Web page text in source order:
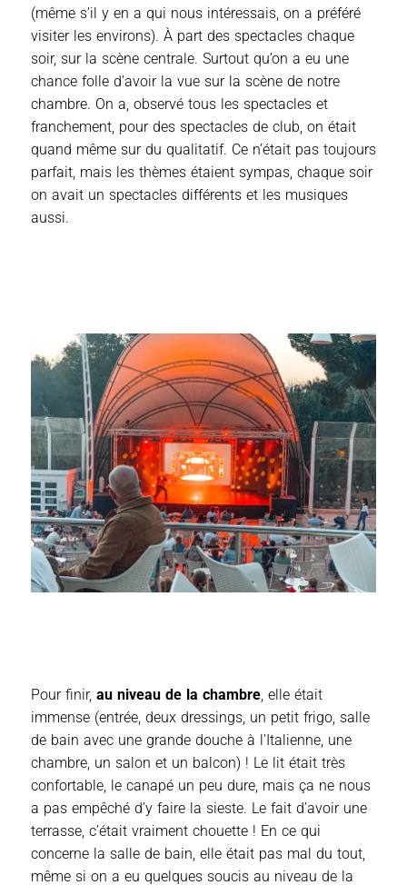
(même s’il y en a qui nous intéressais, on a préféré
visiter les environs). À part des spectacles chaque
soir, sur la scène centrale. Surtout qu’on a eu une
chance folle d’avoir la vue sur la scène de notre
chambre. On a, observé tous les spectacles et
franchement, pour des spectacles de club, on était
quand même sur du qualitatif. Ce n’était pas toujours
parfait, mais les thèmes étaient sympas, chaque soir
on avait un spectacles différents et les musiques
aussi.
Pour finir, au niveau de la chambre, elle était
immense (entrée, deux dressings, un petit frigo, salle
de bain avec une grande douche à l’Italienne, une
chambre, un salon et un balcon) ! Le lit était très
confortable, le canapé un peu dure, mais ça ne nous
a pas empêché d’y faire la sieste. Le fait d’avoir une
terrasse, c’était vraiment chouette ! En ce qui
concerne la salle de bain, elle était pas mal du tout,
même si on a eu quelques soucis au niveau de la